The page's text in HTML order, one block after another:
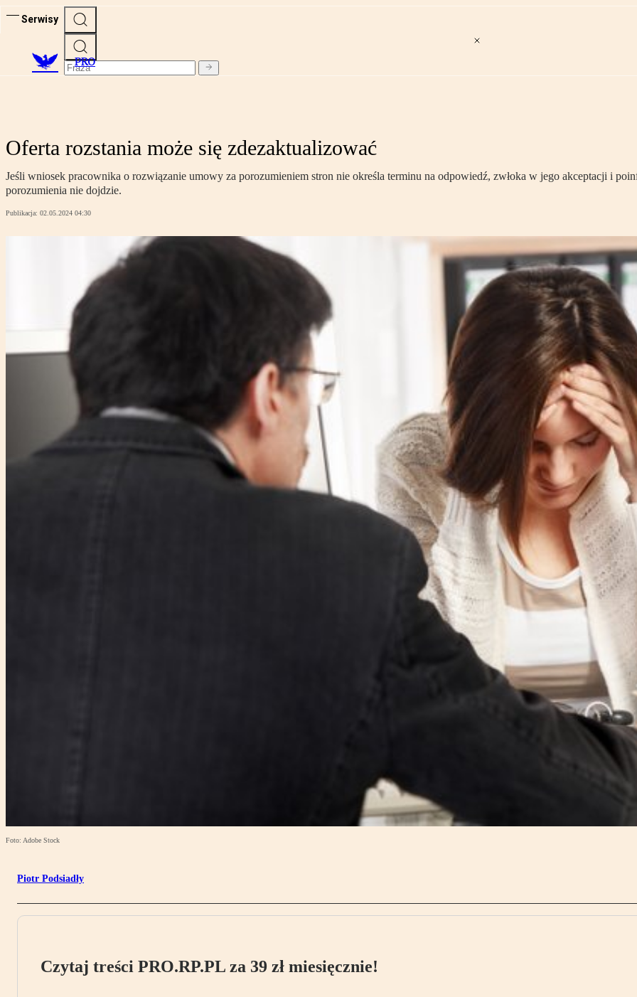
Serwisy
PRO
Oferta rozstania może się zdezaktualizować
Jeśli wniosek pracownika o rozwiązanie umowy za porozumieniem stron nie określa terminu na odpowiedź, zwłoka w jego akceptacji i
porozumienia nie dojdzie.
Publikacja: 02.05.2024 04:30
Foto: Adobe Stock
Piotr Podsiadły
Czytaj treści PRO.RP.PL za 39 zł miesięcznie!